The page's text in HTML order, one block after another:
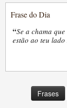
Frase do Dia
“Se a chama
estão ao teu
Frases